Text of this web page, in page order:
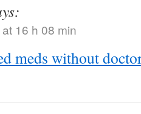
16 h 08 min
meds without